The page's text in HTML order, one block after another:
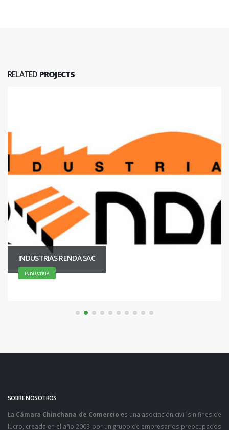
RELATED PROJECTS
INDUSTRIAS RENDA SAC
INDUSTRIA
SOBRE NOSOTROS
La Cámara Chinchana de Comercio es una asociación civil sin fines de
lucro, creada en el año 2003 por un grupo de empresarios preocupados